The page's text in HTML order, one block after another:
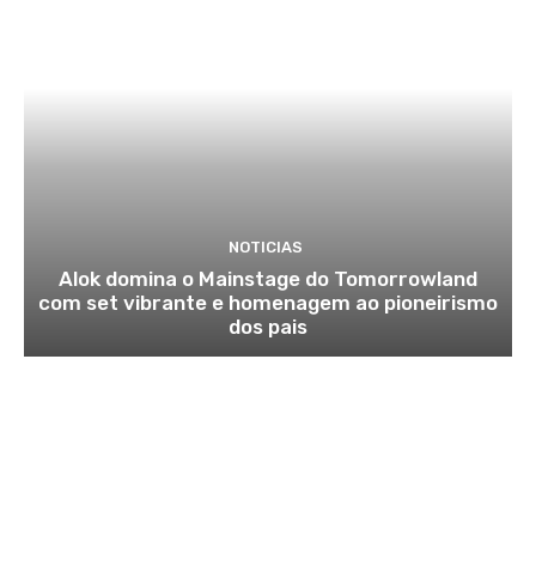
NOTICIAS
Alok domina o Mainstage do Tomorrowland
com set vibrante e homenagem ao pioneirismo
dos pais